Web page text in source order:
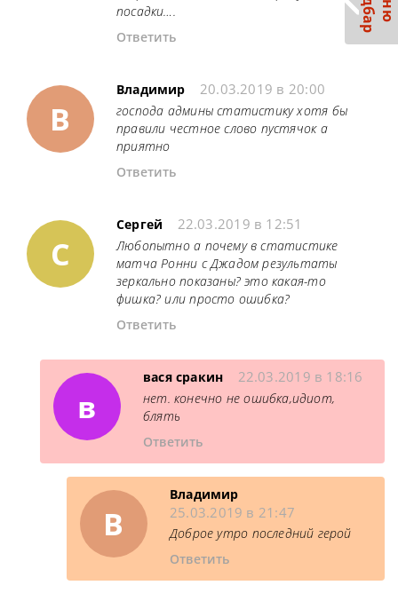
посадки….
Ответить
В
Владимир 20.03.2019 в 20:00
господа админы статистику хотя бы
правили честное слово пустячок а
приятно
Ответить
С
Сергей 22.03.2019 в 12:51
Любопытно а почему в статистике
матча Ронни с Джадом результаты
зеркально показаны? это какая-то
фишка? или просто ошибка?
Ответить
в
вася сракин 22.03.2019 в 18:16
нет. конечно не ошибка,идиот,
блять
Ответить
В
Владимир
25.03.2019 в 21:47
Доброе утро последний герой
Ответить